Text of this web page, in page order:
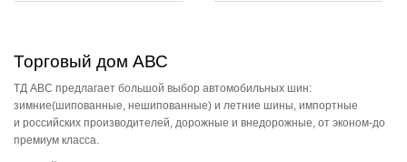
шиномонтажа
On-line запись на
сервисное обслуживание
Торговый дом АВС
ТД АВС предлагает большой выбор автомобильных шин:
зимние(шипованные, нешипованные) и летние шины, импортные
и российских производителей, дорожные и внедорожные, от эконом-до
премиум класса.